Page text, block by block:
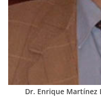
Dr. Enrique Martínez